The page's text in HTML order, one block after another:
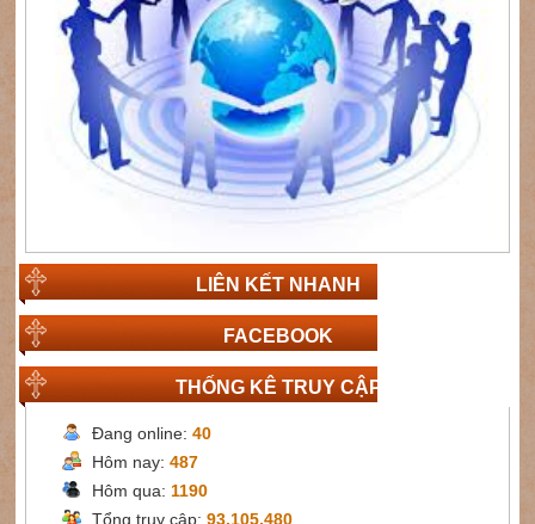
LIÊN KẾT NHANH
FACEBOOK
THỐNG KÊ TRUY CẬP
Đang online:40
Hôm nay:487
Hôm qua: 1190
Tổng truy cập:93,105,480